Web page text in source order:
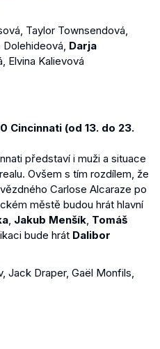
Taylor Townsendová,
Dolehideová, Darja
Elvina Kalievová
Cincinnati (od 13. do 23.
představí i muži a situace
Ovšem s tím rozdílem, že
Carlose Alcaraze po
městě budou hrát hlavní
, Jakub Menšík, Tomáš
bude hrát Dalibor
Jack Draper, Gaël Monfils,